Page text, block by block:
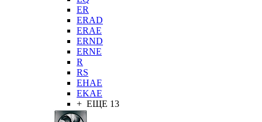
ER
ERAD
ERAE
ERND
ERNE
R
RS
EHAE
EKAE
+ ЕЩЕ 13